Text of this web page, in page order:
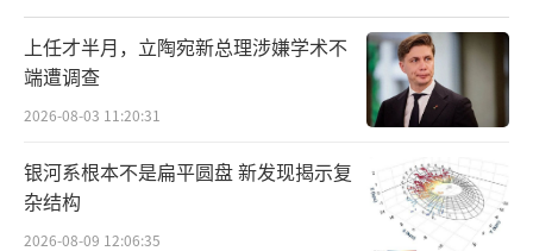
上任才半月，立陶宛新总理涉嫌学术不
端遭调查
2026-08-03 11:20:31
银河系根本不是扁平圆盘 新发现揭示复
杂结构
2026-08-09 12:06:35